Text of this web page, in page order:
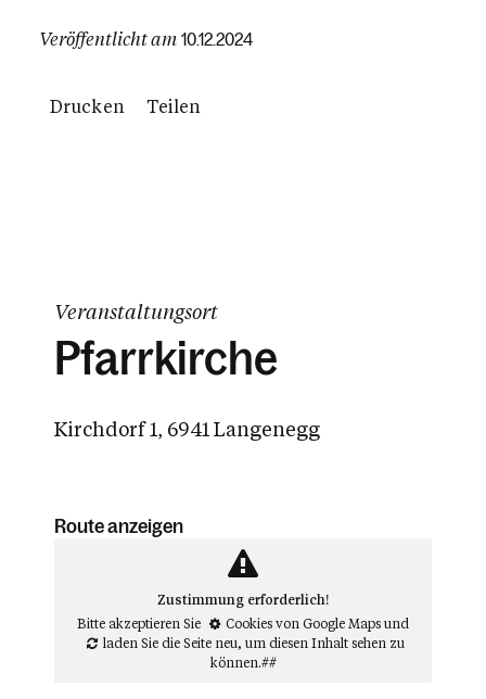
Veröffentlicht am 10.12.2024
Drucken Teilen
Veranstaltungsort
Pfarrkirche
Kirchdorf 1, 6941 Langenegg
Route anzeigen
Zustimmung erforderlich!
Bitte akzeptieren Sie
Cookies von Google Mapsund
laden Sie die Seite neu, um diesen Inhalt sehen zu
können.##